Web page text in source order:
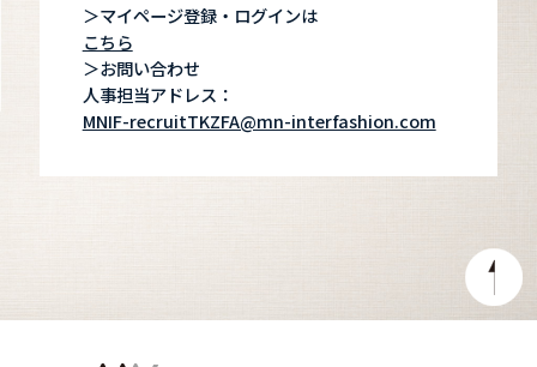
＞マイページ登録・ログインは
こちら
＞お問い合わせ
人事担当アドレス：
MNIF-recruitTKZFA@mn-interfashion.com